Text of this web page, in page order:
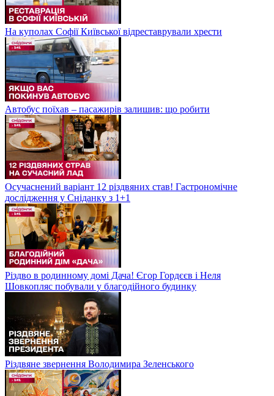
На куполах Софії Київської відреставрували хрести
Автобус поїхав – пасажирів залишив: що робити
Осучаснений варіант 12 різдвяних став! Гастрономічне
дослідження у Сніданку з 1+1
Різдво в родинному домі Дача! Єгор Гордєєв і Неля
Шовкопляс побували у благодійного будинку
Різдвяне звернення Володимира Зеленського